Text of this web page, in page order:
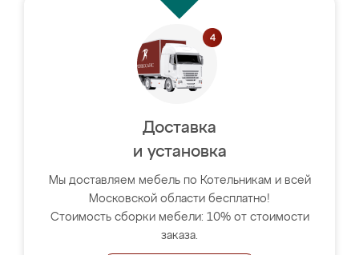
Доставка
и установка
Мы доставляем мебель по Котельникам и всей
Московской области бесплатно!
Стоимость сборки мебели: 10% от стоимости
заказа.